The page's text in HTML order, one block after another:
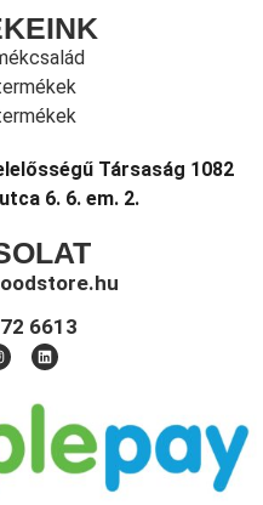
Társaság 1082
6. 6. em. 2.
6613